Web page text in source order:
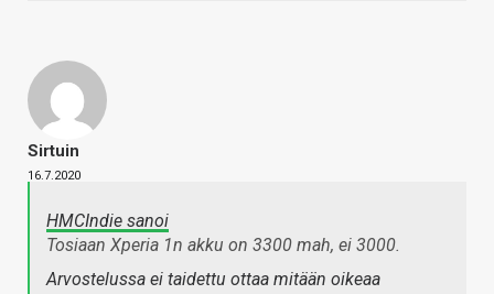
Sirtuin
16.7.2020
HMCIndie sanoi
Tosiaan Xperia 1n akku on 3300 mah, ei 3000.
Arvostelussa ei taidettu ottaa mitään oikeaa